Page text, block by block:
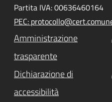
Partita IVA: 00636460164
PEC:
Amministrazione
trasparente
Dichiarazione di
accessibilità